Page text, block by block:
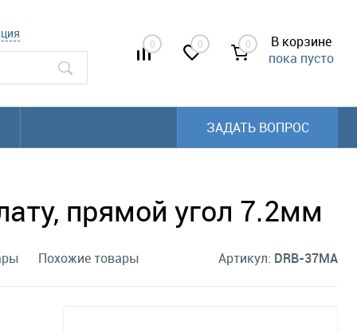
0 0 0
В корзине
пока пусто
ЗАДАТЬ ВОПРОС
прямой угол 7.2мм
Похожие товары Артикул: DRB-37MA